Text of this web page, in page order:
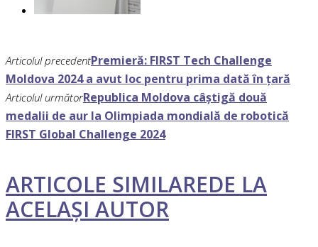
Articolul precedentPremieră: FIRST Tech Challenge
Moldova 2024 a avut loc pentru prima dată în țară
Articolul următorRepublica Moldova câștigă două
medalii de aur la Olimpiada mondială de robotică
FIRST Global Challenge 2024
ARTICOLE SIMILAREDE LA
ACELAȘI AUTOR